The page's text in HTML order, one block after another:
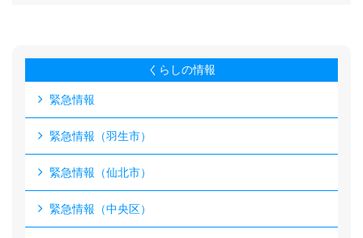
くらしの情報
緊急情報
緊急情報（羽生市）
緊急情報（仙北市）
緊急情報（中央区）